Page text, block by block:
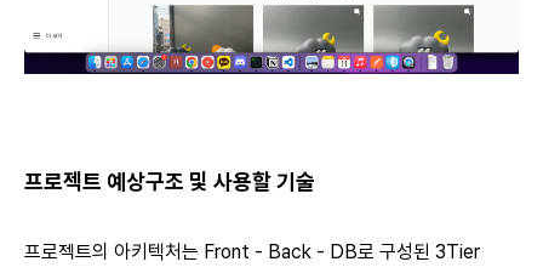
프로젝트 예상구조 및 사용할 기술
프로젝트의 아키텍처는 Front - Back - DB로 구성된 3Tier